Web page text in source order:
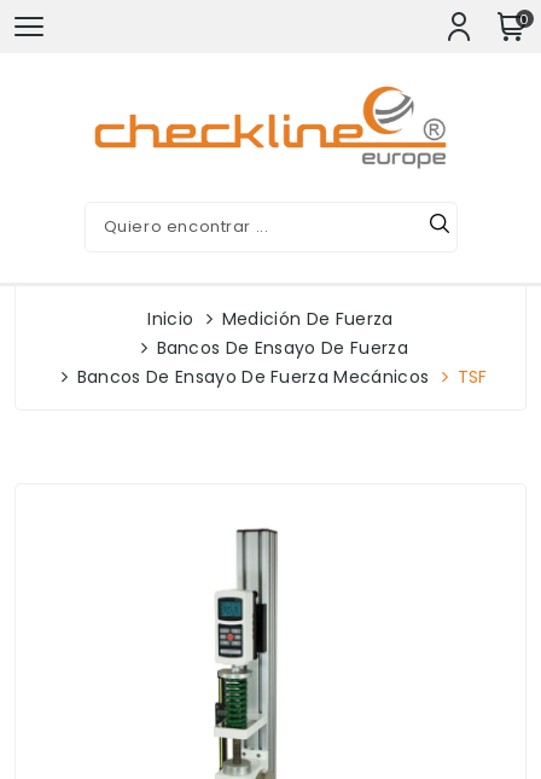
0
Inicio
Medición De Fuerza
Bancos De Ensayo De Fuerza
Bancos De Ensayo De Fuerza Mecánicos
TSF